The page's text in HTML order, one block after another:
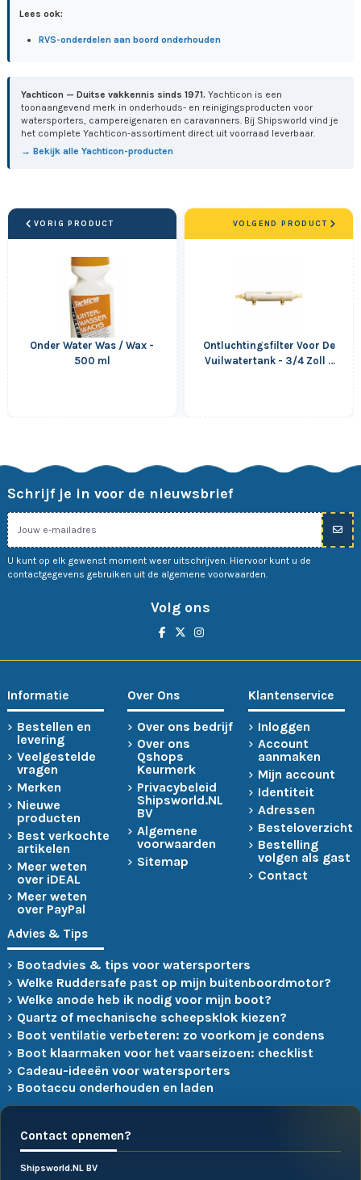
Lees ook:
RVS-onderdelen aan boord onderhouden
Yachticon — Duitse vakkennis sinds 1971. Yachticon is een
toonaangevend merk in onderhouds- en reinigingsproducten voor
watersporters, campereigenaren en caravanners. Bij Shipsworld vind je
het complete Yachticon-assortiment direct uit voorraad leverbaar.
→ Bekijk alle Yachticon-producten
VORIG PRODUCT
Onder Water Was / Wax -
500 ml
Ontluchtingsfilter Voor De
Vuilwatertank - 3/4 Zoll -
VOLGEND PRODUCT
Schrijf je in voor de nieuwsbrief
U kunt op elk gewenst moment weer uitschrijven. Hiervoor kunt u de
contactgegevens gebruiken uit de algemene voorwaarden.
Volg ons
Informatie
Bestellen en
levering
Veelgestelde
vragen
Merken
Nieuwe
producten
Best verkochte
artikelen
Meer weten
over iDEAL
Meer weten
over PayPal
Over Ons
Over ons bedrijf
Over ons
Qshops
Keurmerk
Privacybeleid
Shipsworld.NL
BV
Algemene
voorwaarden
Sitemap
Klantenservice
Inloggen
Account
aanmaken
Mijn account
Identiteit
Adressen
Besteloverzicht
Bestelling
volgen als gast
Contact
Advies & Tips
Bootadvies & tips voor watersporters
Welke Ruddersafe past op mijn buitenboordmotor?
Welke anode heb ik nodig voor mijn boot?
Quartz of mechanische scheepsklok kiezen?
Boot ventilatie verbeteren: zo voorkom je condens
Boot klaarmaken voor het vaarseizoen: checklist
Cadeau-ideeën voor watersporters
Bootaccu onderhouden en laden
Contact opnemen?
Shipsworld.NL BV